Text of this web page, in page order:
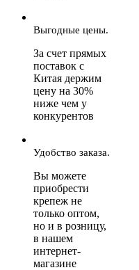
Выгодные цены.
За счет прямых
поставок с
Китая держим
цену на 30%
ниже чем у
конкурентов
Удобство заказа.
Вы можете
приобрести
крепеж не
только оптом,
но и в розницу,
в нашем
интернет-
магазине